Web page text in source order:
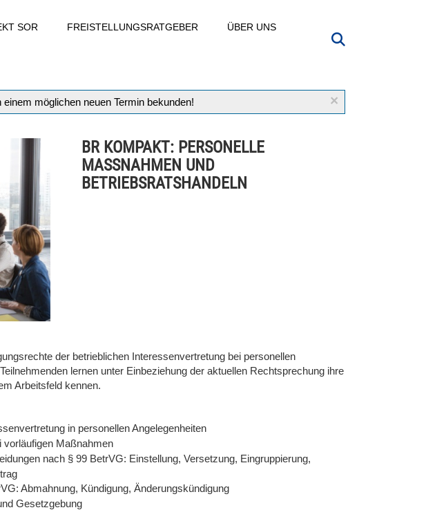
SOR FREISTELLUNGSRATGEBER ÜBER UNS
×
möglichen neuen Termin bekunden!
BR KOMPAKT: PERSONELLE
MASSNAHMEN UND
BETRIEBSRATSHANDELN
der betrieblichen Interessenvertretung bei personellen
lernen unter Einbeziehung der aktuellen Rechtsprechung ihre
Arbeitsfeld kennen.
in personellen Angelegenheiten
vorläufigen Maßnahmen
nach § 99 BetrVG: Einstellung, Versetzung, Eingruppierung,
Abmahnung, Kündigung, Änderungskündigung
Gesetzgebung